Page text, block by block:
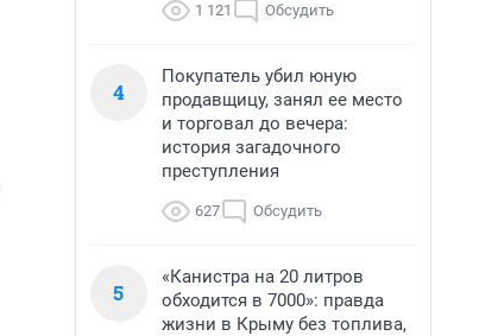
1 121 Обсудить
4
Покупатель убил юную
продавщицу, занял ее место
и торговал до вечера:
история загадочного
преступления
627 Обсудить
5
«Канистра на 20 литров
обходится в 7000»: правда
жизни в Крыму без топлива,